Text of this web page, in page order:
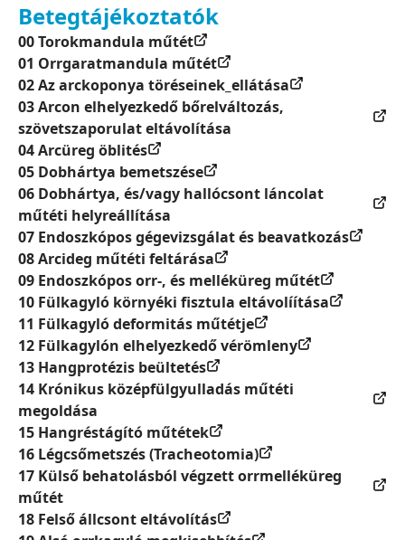
Betegtájékoztatók
00 Torokmandula műtét
01 Orrgaratmandula műtét
02 Az arckoponya töréseinek_ellátása
03 Arcon elhelyezkedő bőrelváltozás,
szövetszaporulat eltávolítása
04 Arcüreg öblités
05 Dobhártya bemetszése
06 Dobhártya, és/vagy hallócsont láncolat
műtéti helyreállítása
07 Endoszkópos gégevizsgálat és beavatkozás
08 Arcideg műtéti feltárása
09 Endoszkópos orr-, és melléküreg műtét
10 Fülkagyló környéki fisztula eltávolíítása
11 Fülkagyló deformitás műtétje
12 Fülkagylón elhelyezkedő vérömleny
13 Hangprotézis beültetés
14 Krónikus középfülgyulladás műtéti
megoldása
15 Hangréstágító műtétek
16 Légcsőmetszés (Tracheotomia)
17 Külső behatolásból végzett orrmelléküreg
műtét
18 Felső állcsont eltávolítás